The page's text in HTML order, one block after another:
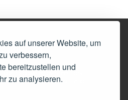
auf unserer Website, um
verbessern,
bereitzustellen und
zu analysieren.
von BookRix, Deutschland.